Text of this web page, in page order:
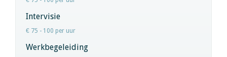
Intervisie
€ 75 - 100 per uur
Werkbegeleiding